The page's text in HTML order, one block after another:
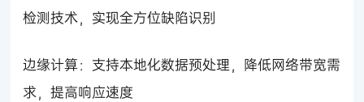
检测技术，实现全方位缺陷识别
边缘计算：支持本地化数据预处理，降低网络带宽需
求，提高响应速度